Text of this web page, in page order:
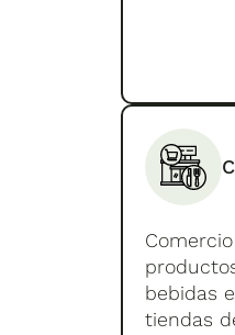
bebidas
tiendas